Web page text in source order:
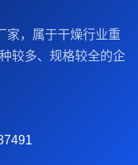
家‌，属于干燥行业重
较多、规格较全的企